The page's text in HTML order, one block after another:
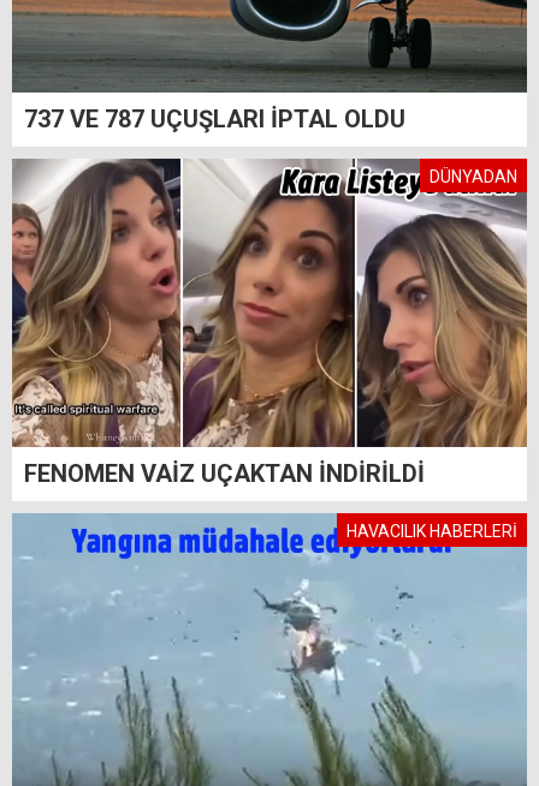
737 VE 787 UÇUŞLARI İPTAL OLDU
DÜNYADAN
FENOMEN VAİZ UÇAKTAN İNDİRİLDİ
HAVACILIK HABERLERİ